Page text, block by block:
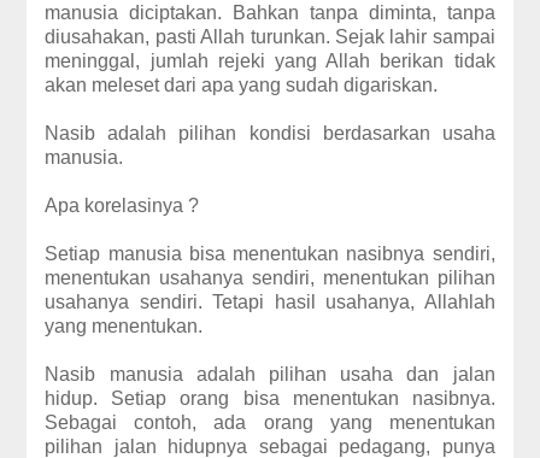
manusia diciptakan. Bahkan tanpa diminta, tanpa
diusahakan, pasti Allah turunkan. Sejak lahir sampai
meninggal, jumlah rejeki yang Allah berikan tidak
akan meleset dari apa yang sudah digariskan.
Nasib adalah pilihan kondisi berdasarkan usaha
manusia.
Apa korelasinya ?
Setiap manusia bisa menentukan nasibnya sendiri,
menentukan usahanya sendiri, menentukan pilihan
usahanya sendiri. Tetapi hasil usahanya, Allahlah
yang menentukan.
Nasib manusia adalah pilihan usaha dan jalan
hidup. Setiap orang bisa menentukan nasibnya.
Sebagai contoh, ada orang yang menentukan
pilihan jalan hidupnya sebagai pedagang, punya